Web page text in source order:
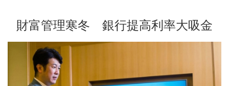
財富管理寒冬 銀行提高利率大吸金